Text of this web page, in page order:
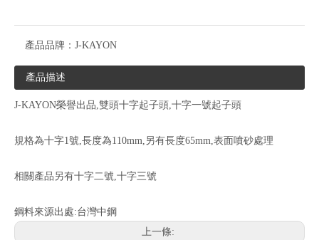
產品品牌： J-KAYON
產品描述
J-KAYON榮譽出品,雙頭十字起子頭,十字一號起子頭
規格為十字1號,長度為110mm,另有長度65mm,表面噴砂處理
相關產品另有十字二號,十字三號
鋼料來源出處:台灣中鋼
上一條: